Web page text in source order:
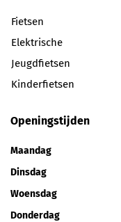
Fietsen
Elektrische
Jeugdfietsen
Kinderfietsen
Openingstijden
Maandag
Dinsdag
Woensdag
Donderdag